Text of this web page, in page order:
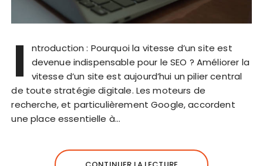
I
ntroduction : Pourquoi la vitesse d’un site est
devenue indispensable pour le SEO ? Améliorer la
vitesse d’un site est aujourd’hui un pilier central
de toute stratégie digitale. Les moteurs de
recherche, et particulièrement Google, accordent
une place essentielle à…